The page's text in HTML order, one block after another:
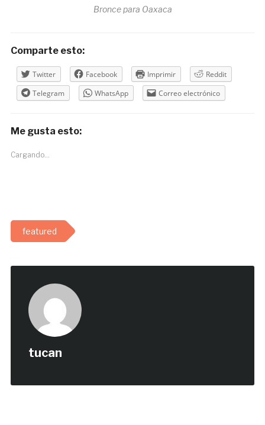
Bronce para Oaxaca
Comparte esto:
Twitter Facebook Imprimir
Reddit
Telegram
WhatsApp Correo electrónico
Me gusta esto:
Cargando...
featured
tucan